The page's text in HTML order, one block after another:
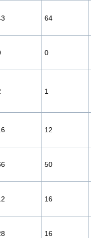
64
0
1
12
50
16
16